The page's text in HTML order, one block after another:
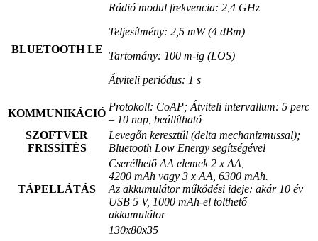
BLUETOOTH LE
Rádió modul frekvencia: 2,4 GHz
Teljesítmény: 2,5 mW (4 dBm)
Tartomány: 100 m-ig (LOS)
Átviteli periódus: 1 s
KOMMUNIKÁCIÓ
Protokoll: CoAP; Átviteli intervallum: 5 perc
– 10 nap, beállítható
SZOFTVER
FRISSÍTÉS
Levegőn keresztül (delta mechanizmussal);
Bluetooth Low Energy segítségével
TÁPELLÁTÁS
Cserélhető AA elemek 2 x AA,
4200 mAh vagy 3 x AA, 6300 mAh.
Az akkumulátor működési ideje: akár 10 év
USB 5 V, 1000 mAh-el tölthető
akkumulátor
130x80x35